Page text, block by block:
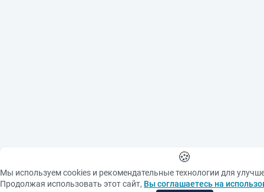
🍪
Мы используем cookies и рекомендательные технологии для
Продолжая использовать этот сайт, Вы соглашаетесь на